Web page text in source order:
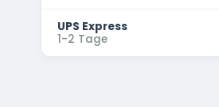
UPS Express
1-2 Tage